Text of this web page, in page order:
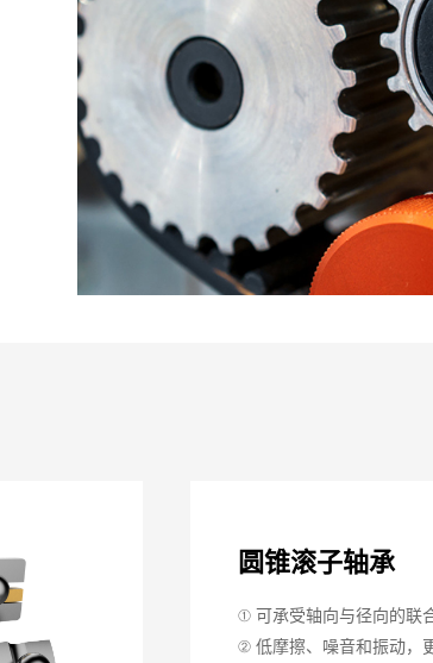
圆锥滚子轴承
① 可承受轴向与径向的联
② 低摩擦、噪音和振动，